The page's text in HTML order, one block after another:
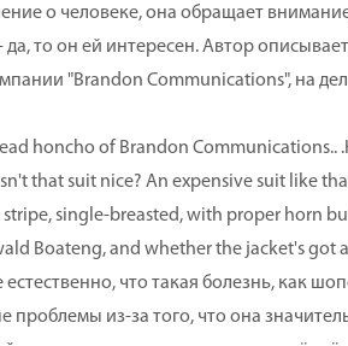
о человеке, она обращает
да, то он ей интересен. Автор
"Brandon Communications", на
honcho of Brandon Communications..
that suit nice? An expensive suit like
single-breasted, with proper horn
Boateng, and whether the jacket's got
что такая болезнь, как
проблемы из-за того, что она